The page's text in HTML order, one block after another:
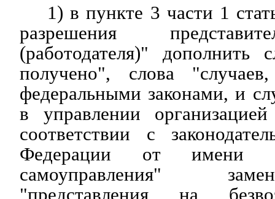
1) в пункте 3 части 1
разрешения
(работодателя)" дополнить
получено", слова
федеральными законами, и
в управлении
соответствии с
Федерации от имени
самоуправления"
"представления на